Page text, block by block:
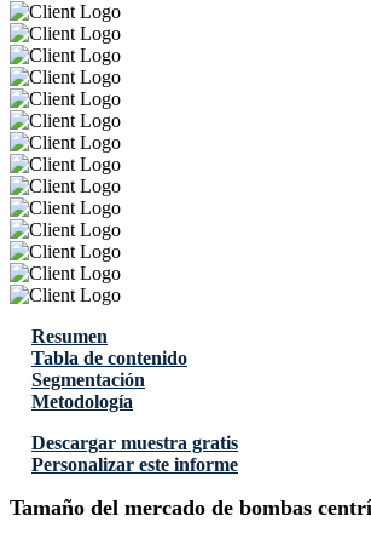
Resumen
Tabla de contenido
Segmentación
Metodología
Descargar muestra gratis
Personalizar este informe
Tamaño del mercado de bombas